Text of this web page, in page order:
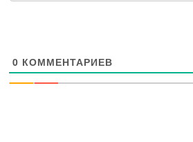
0 КОММЕНТАРИЕВ